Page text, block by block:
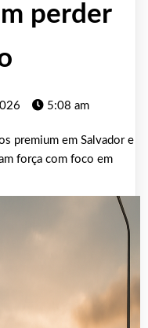
perder
5:08 am
premium em Salvador e
força com foco em